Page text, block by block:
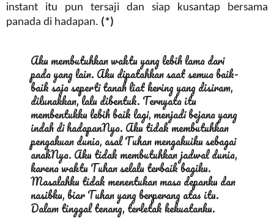
instant itu pun tersaji dan siap kusantap bersama
panada di hadapan. (*)
Aku membutuhkan waktu yang lebih lama dari
pada yang lain. Aku dipatahkan saat semua baik-
baik saja seperti tanah liat kering yang disiram,
dilunakkan, lalu dibentuk. Ternyata itu
membentukku lebih baik lagi, menjadi bejana yang
indah di hadapanNya. Aku tidak membutuhkan
pengakuan dunia, asal Tuhan mengakuiku sebagai
anakNya. Aku tidak membutuhkan jadwal dunia,
karena waktu Tuhan selalu terbaik bagiku.
Masalahku tidak menentukan masa depanku dan
nasibku, biar Tuhan yang berperang atas itu.
Dalam tinggal tenang, terletak kekuatanku.